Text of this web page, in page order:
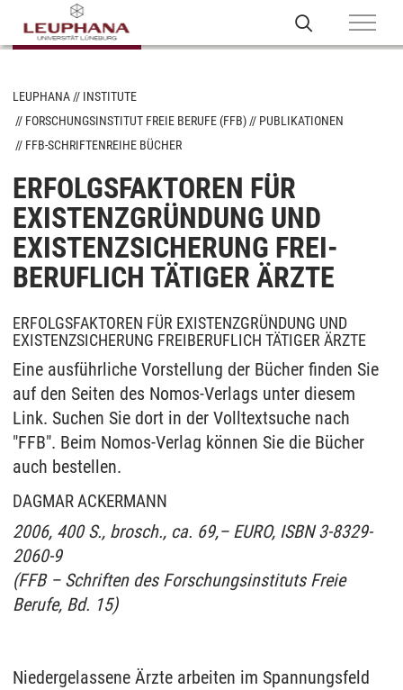
LEUPHANA
INSTITUTE
FORSCHUNGSINSTITUT FREIE BERUFE (FFB)
PUBLIKATIONEN
FFB-SCHRIFTENREIHE BÜCHER
ERFOLGSFAKTOREN FÜR
EXISTENZGRÜNDUNG UND
EXISTENZSICHERUNG FREI-
BERUFLICH TÄTIGER ÄRZTE
ERFOLGSFAKTOREN FÜR EXISTENZGRÜNDUNG UND
EXISTENZSICHERUNG FREIBERUFLICH TÄTIGER ÄRZTE
Eine ausführliche Vorstellung der Bücher finden Sie
auf den Seiten des Nomos-Verlags unter diesem
Link. Suchen Sie dort in der Volltextsuche nach
"FFB". Beim Nomos-Verlag können Sie die Bücher
auch bestellen.
DAGMAR ACKERMANN
2006, 400 S., brosch., ca. 69,– EURO, ISBN 3-8329-
2060-9
(FFB – Schriften des Forschungsinstituts Freie
Berufe, Bd. 15)
Niedergelassene Ärzte arbeiten im Spannungsfeld